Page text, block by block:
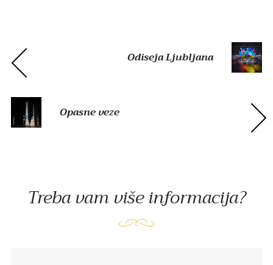
Odiseja Ljubljana
Opasne veze
Treba vam više informacija?